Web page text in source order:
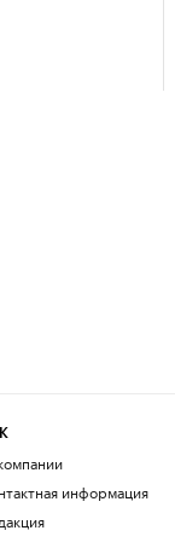
информация